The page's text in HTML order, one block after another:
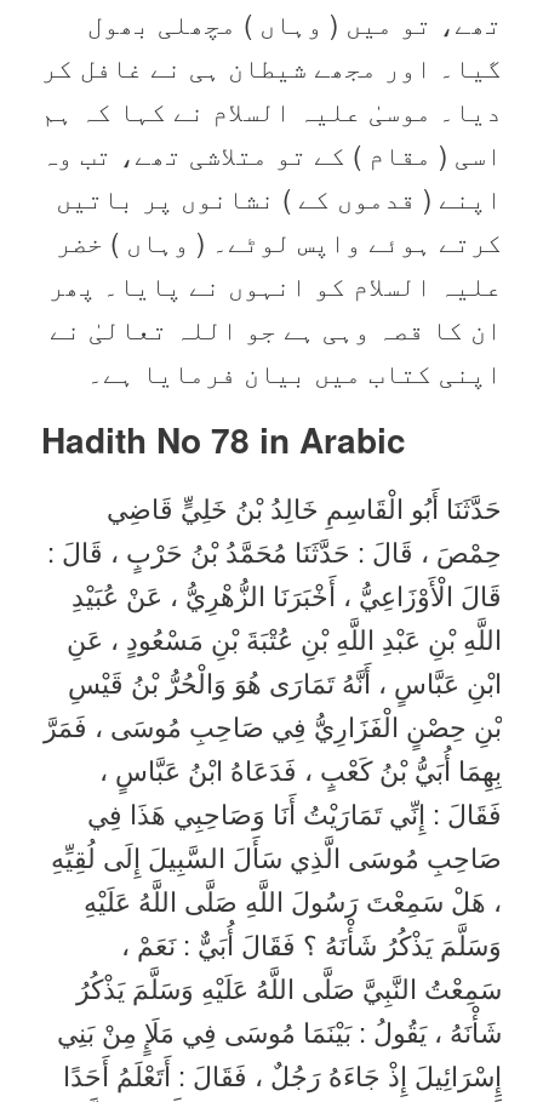
تھے، تو میں ( وہاں ) مچھلی بھول
گیا۔ اور مجھے شیطان ہی نے غافل کر
دیا۔ موسیٰ علیہ السلام نے کہا کہ ہم
اسی ( مقام ) کے تو متلاشی تھے، تب وہ
اپنے ( قدموں کے ) نشانوں پر باتیں
کرتے ہوئے واپس لوٹے۔ ( وہاں ) خضر
علیہ السلام کو انہوں نے پایا۔ پھر
ان کا قصہ وہی ہے جو اللہ تعالیٰ نے
اپنی کتاب میں بیان فرمایا ہے۔
Hadith No 78 in Arabic
حَدَّثَنَا أَبُو الْقَاسِمِ خَالِدُ بْنُ خَلِيٍّ قَاضِي
حِمْصَ ، قَالَ : حَدَّثَنَا مُحَمَّدُ بْنُ حَرْبٍ ، قَالَ :
قَالَ الْأَوْزَاعِيُّ ، أَخْبَرَنَا الزُّهْرِيُّ ، عَنْ عُبَيْدِ
اللَّهِ بْنِ عَبْدِ اللَّهِ بْنِ عُتْبَةَ بْنِ مَسْعُودٍ ، عَنِ
ابْنِ عَبَّاسٍ ، أَنَّهُ تَمَارَى هُوَ وَالْحُرُّ بْنُ قَيْسِ
بْنِ حِصْنٍ الْفَزَارِيُّ فِي صَاحِبِ مُوسَى ، فَمَرَّ
بِهِمَا أُبَيُّ بْنُ كَعْبٍ ، فَدَعَاهُ ابْنُ عَبَّاسٍ ،
فَقَالَ : إِنِّي تَمَارَيْتُ أَنَا وَصَاحِبِي هَذَا فِي
صَاحِبِ مُوسَى الَّذِي سَأَلَ السَّبِيلَ إِلَى لُقِيِّهِ
، هَلْ سَمِعْتَ رَسُولَ اللَّهِ صَلَّى اللَّهُ عَلَيْهِ
وَسَلَّمَ يَذْكُرُ شَأْنَهُ ؟ فَقَالَ أُبَيٌّ : نَعَمْ ،
سَمِعْتُ النَّبِيَّ صَلَّى اللَّهُ عَلَيْهِ وَسَلَّمَ يَذْكُرُ
شَأْنَهُ ، يَقُولُ : بَيْنَمَا مُوسَى فِي مَلَإٍ مِنْ بَنِي
إِسْرَائِيلَ إِذْ جَاءَهُ رَجُلٌ ، فَقَالَ : أَتَعْلَمُ أَحَدًا